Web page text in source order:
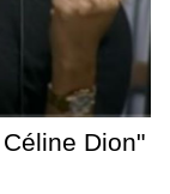
Dion"